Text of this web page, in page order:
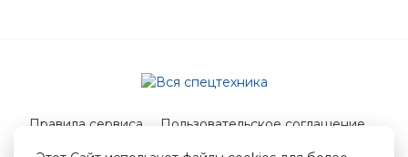
Правила сервиса
Пользовательское соглашение